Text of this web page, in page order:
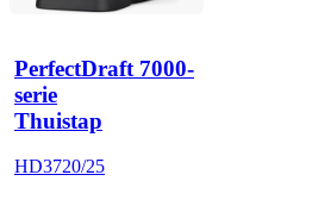
PerfectDraft 7000-
serie
Thuistap
HD3720/25